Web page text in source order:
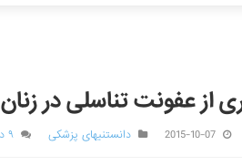
از عفونت تناسلی در زنان
2015-10-07 دانستنیهای پزشکی ۹ دیدگاه